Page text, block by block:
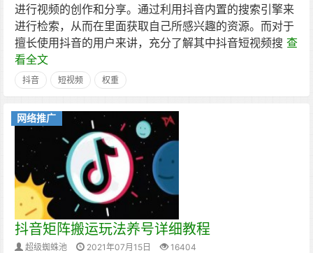
进行视频的创作和分享。通过利用抖音内置的搜索引擎来
进行检索，从而在里面获取自己所感兴趣的资源。而对于
擅长使用抖音的用户来讲，充分了解其中抖音短视频搜 查
看全文
抖音 短视频 权重
网络推广
抖音矩阵搬运玩法养号详细教程
超级蜘蛛池 2021年07月15日 16404